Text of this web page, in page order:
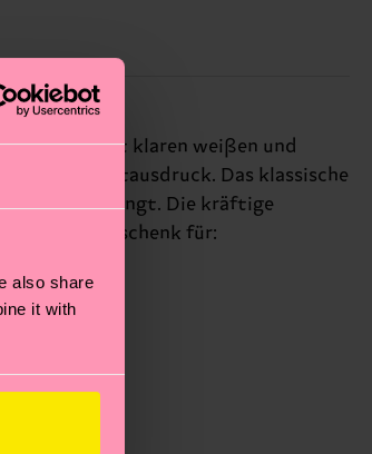
also share
it with
Socke mit klaren weißen und
Selbstausdruck. Das klassische
bringt. Die kräftige
Geschenk für: